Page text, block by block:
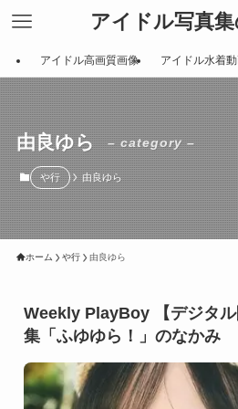
アイドル写真
アイドル高画質画像 アイドル水着
由良ゆら – category –
や行 由良ゆら
ホーム や行 由良ゆら
Weekly PlayBoy 【デジタ
集「ふゆゆら！」のなかみ